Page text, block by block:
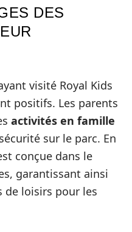
DES
visité Royal Kids
positifs. Les parents
activités en famille
sur le parc. En
conçue dans le
garantissant ainsi
de loisirs pour les